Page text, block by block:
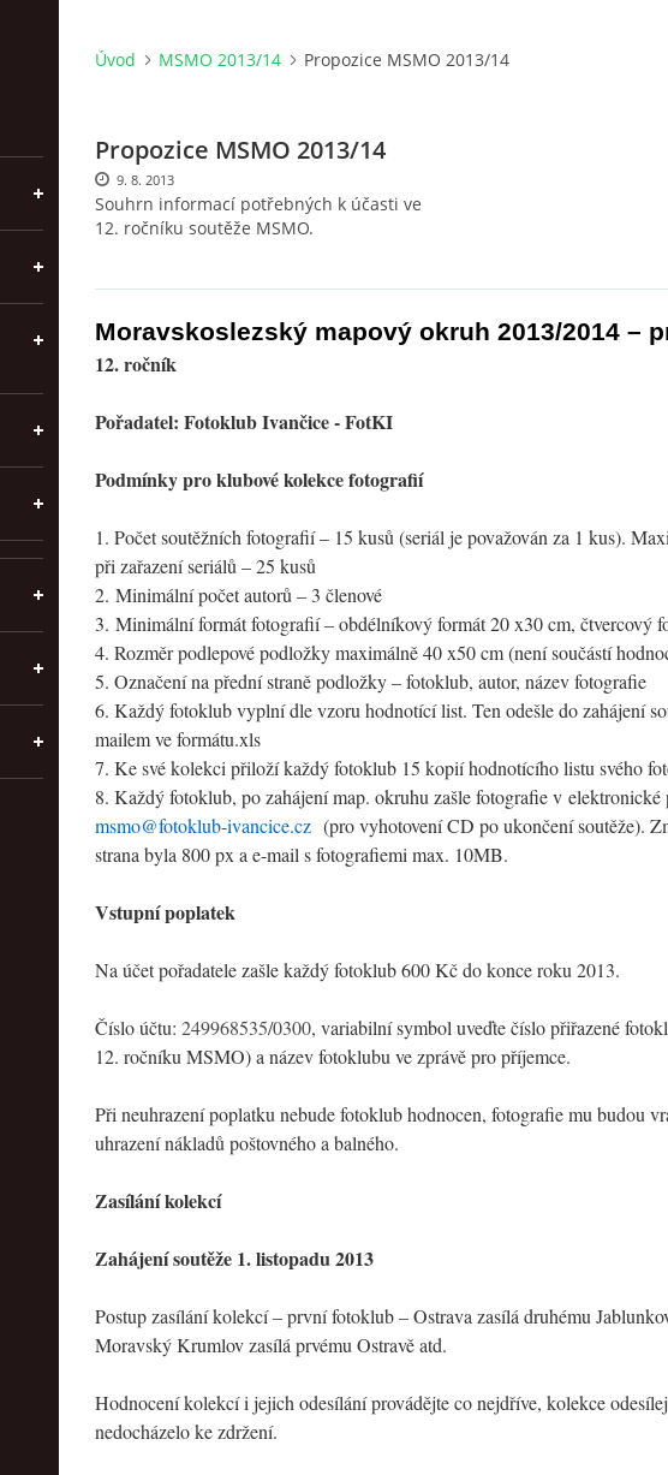
Úvod MSMO 2013/14 Propozice MSMO 2013/14
Propozice MSMO 2013/14
9. 8. 2013
Souhrn informací potřebných k účasti ve
12. ročníku soutěže MSMO.
Moravskoslezský mapový okruh 2013/2014 –
12. ročník
Pořadatel: Fotoklub Ivančice - FotKI
Podmínky pro klubové kolekce fotografií
1. Počet soutěžních fotografií – 15 kusů (seriál je považován za 1 kus).
při zařazení seriálů – 25 kusů
2. Minimální počet autorů – 3 členové
3. Minimální formát fotografií – obdélníkový formát 20 x30 cm, čtvercový
4. Rozměr podlepové podložky maximálně 40 x50 cm (není součástí
5. Označení na přední straně podložky – fotoklub, autor, název fotografie
6. Každý fotoklub vyplní dle vzoru hodnotící list. Ten odešle do zahájení
mailem ve formátu.xls
7. Ke své kolekci přiloží každý fotoklub 15 kopií hodnotícího listu svého
8. Každý fotoklub, po zahájení map. okruhu zašle fotografie v elektronické
msmo@fotoklub-ivancice.cz (pro vyhotovení CD po ukončení soutěže).
strana byla 800 px a e-mail s fotografiemi max. 10MB.
Vstupní poplatek
Na účet pořadatele zašle každý fotoklub 600 Kč do konce roku 2013.
Číslo účtu: 249968535/0300, variabilní symbol uveďte číslo přiřazené
12. ročníku MSMO) a název fotoklubu ve zprávě pro příjemce.
Při neuhrazení poplatku nebude fotoklub hodnocen, fotografie mu budou
uhrazení nákladů poštovného a balného.
Zasílání kolekcí
Zahájení soutěže 1. listopadu 2013
Postup zasílání kolekcí – první fotoklub – Ostrava zasílá druhému
Moravský Krumlov zasílá prvému Ostravě atd.
Hodnocení kolekcí i jejich odesílání provádějte co nejdříve, kolekce
nedocházelo ke zdržení.